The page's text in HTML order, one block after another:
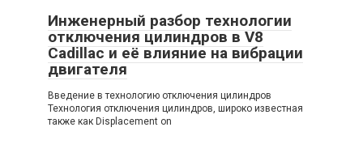
Инженерный разбор технологии
отключения цилиндров в V8
Cadillac и её влияние на вибрации
двигателя
Введение в технологию отключения цилиндров
Технология отключения цилиндров, широко известная
также как Displacement on